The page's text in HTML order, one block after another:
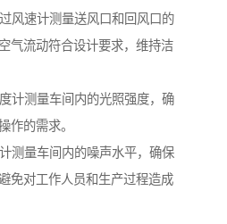
风速计测量送风口和回风口的
气流动符合设计要求，维持洁
计测量车间内的光照强度，确
作的需求。
测量车间内的噪声水平，确保
免对工作人员和生产过程造成